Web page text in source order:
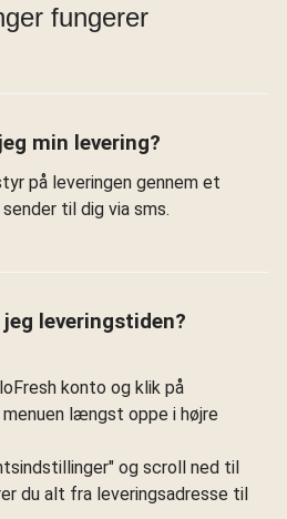
fungerer
min levering?
på leveringen gennem et
til dig via sms.
leveringstiden?
konto og klik på
længst oppe i højre
og scroll ned til
du alt fra leveringsadresse til